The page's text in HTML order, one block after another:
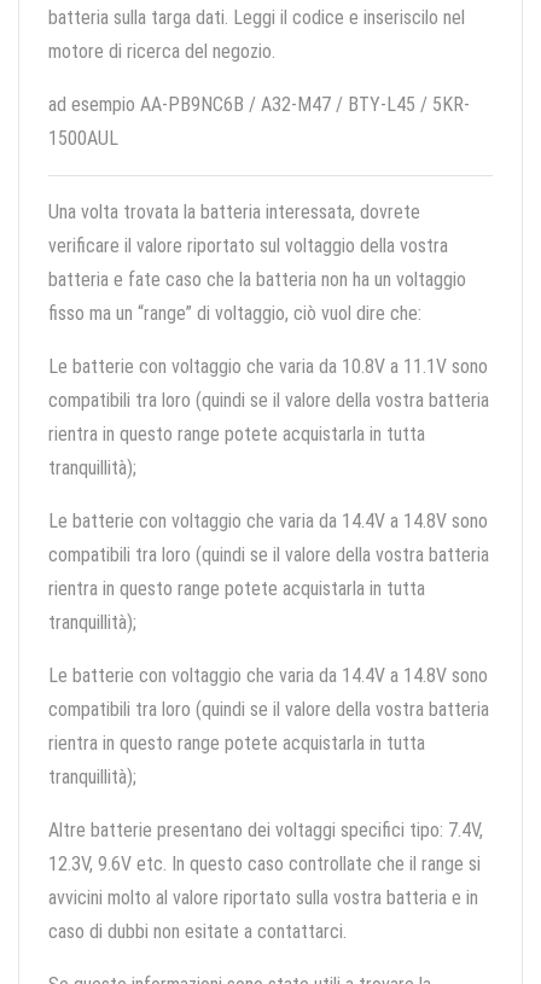
batteria sulla targa dati. Leggi il codice e inseriscilo nel
motore di ricerca del negozio.
ad esempio AA-PB9NC6B / A32-M47 / BTY-L45 / 5KR-
1500AUL
Una volta trovata la batteria interessata, dovrete
verificare il valore riportato sul voltaggio della vostra
batteria e fate caso che la batteria non ha un voltaggio
fisso ma un “range” di voltaggio, ciò vuol dire che:
Le batterie con voltaggio che varia da 10.8V a 11.1V sono
compatibili tra loro (quindi se il valore della vostra batteria
rientra in questo range potete acquistarla in tutta
tranquillità);
Le batterie con voltaggio che varia da 14.4V a 14.8V sono
compatibili tra loro (quindi se il valore della vostra batteria
rientra in questo range potete acquistarla in tutta
tranquillità);
Le batterie con voltaggio che varia da 14.4V a 14.8V sono
compatibili tra loro (quindi se il valore della vostra batteria
rientra in questo range potete acquistarla in tutta
tranquillità);
Altre batterie presentano dei voltaggi specifici tipo: 7.4V,
12.3V, 9.6V etc. In questo caso controllate che il range si
avvicini molto al valore riportato sulla vostra batteria e in
caso di dubbi non esitate a contattarci.